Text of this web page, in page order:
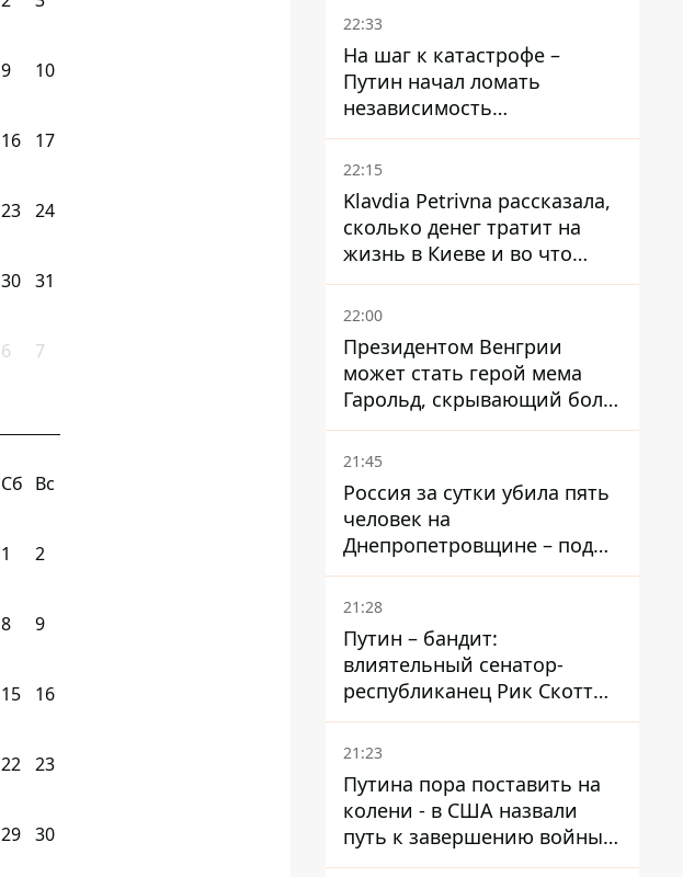
9 10
16 17
23 24
30 31
6 7
Сб Вс
1 2
8 9
15 16
22 23
29 30
суд
22:33
На шаг к катастрофе –
Путин начал ломать
независимость
собственного Центробанка,
заставив снизить базовую
ставку
22:15
Klavdia Petrivna рассказала,
сколько денег тратит на
жизнь в Киеве и во что
вкладывает миллионы
22:00
Президентом Венгрии
может стать герой мема
Гарольд, скрывающий боль
– он возглавил народное
голосование
21:45
Россия за сутки убила пять
человек на
Днепропетровщине – под
ударами оказались пять
районов области
21:28
Путин – бандит:
влиятельный сенатор-
республиканец Рик Скотт
призвал Конгресс привлечь
РФ к ответственности за
21:23
Путина пора поставить на
колени - в США назвали
путь к завершению войны -
National Security Journal